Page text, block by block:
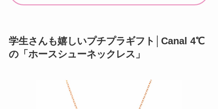
学生さんも嬉しいプチプラギフト│Canal 4℃
の「ホースシューネックレス」